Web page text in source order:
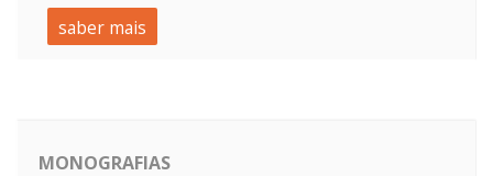
saber mais
MONOGRAFIAS